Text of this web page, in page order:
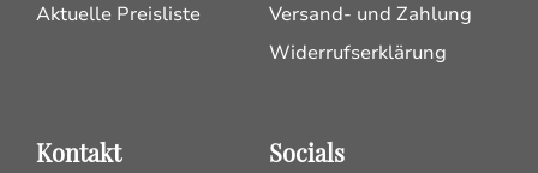
Aktuelle Preisliste
Versand- und Zahlung
Widerrufserklärung
Kontakt Socials